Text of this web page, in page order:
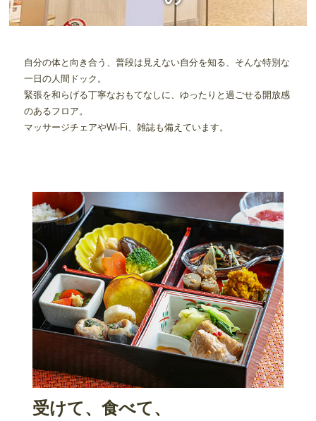
自分の体と向き合う、普段は見えない自分を知る、そんな特別な
一日の人間ドック。
緊張を和らげる丁寧なおもてなしに、ゆったりと過ごせる開放感
のあるフロア。
マッサージチェアやWi-Fi、雑誌も備えています。
受けて、食べて、